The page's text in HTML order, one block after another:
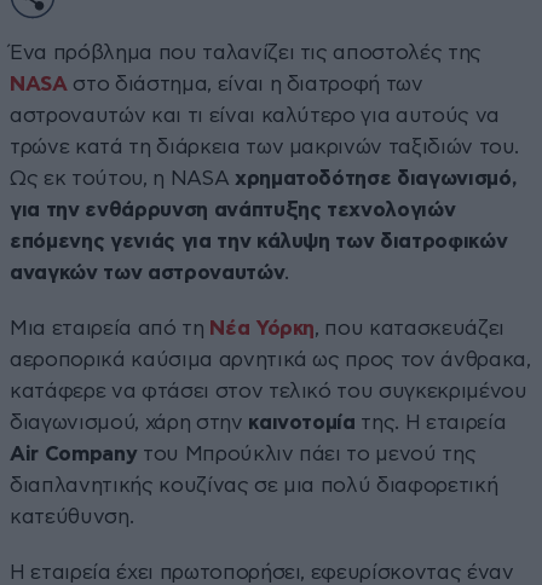
Ένα πρόβλημα που ταλανίζει τις αποστολές της
NASA στο διάστημα, είναι η διατροφή των
αστροναυτών και τι είναι καλύτερο για αυτούς να
τρώνε κατά τη διάρκεια των μακρινών ταξιδιών του.
Ως εκ τούτου, η NASA χρηματοδότησε διαγωνισμό,
για την ενθάρρυνση ανάπτυξης τεχνολογιών
επόμενης γενιάς για την κάλυψη των διατροφικών
αναγκών των αστροναυτών.
Μια εταιρεία από τη Νέα Υόρκη, που κατασκευάζει
αεροπορικά καύσιμα αρνητικά ως προς τον άνθρακα,
κατάφερε να φτάσει στον τελικό του συγκεκριμένου
διαγωνισμού, χάρη στην καινοτομία της. Η εταιρεία
Air Companyτου Μπρούκλιν πάει το μενού της
διαπλανητικής κουζίνας σε μια πολύ διαφορετική
κατεύθυνση.
Η εταιρεία έχει πρωτοπορήσει, εφευρίσκοντας έναν